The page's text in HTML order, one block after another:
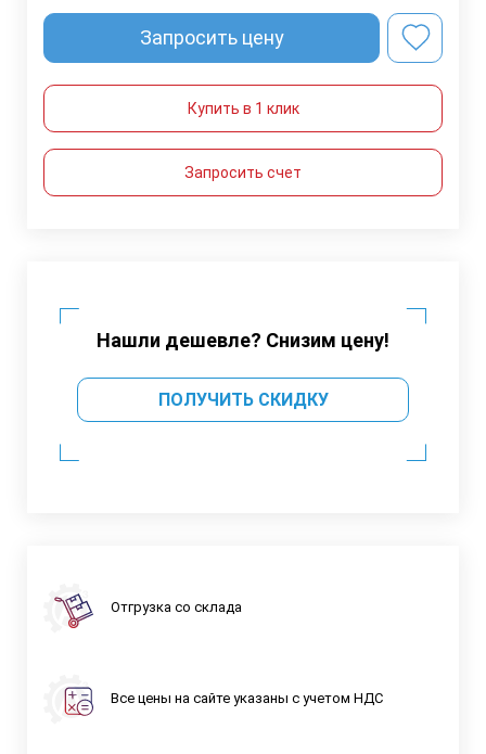
Запросить цену
Купить в 1 клик
Запросить счет
Нашли дешевле? Снизим цену!
ПОЛУЧИТЬ СКИДКУ
Отгрузка со склада
Все цены на сайте указаны с учетом НДС